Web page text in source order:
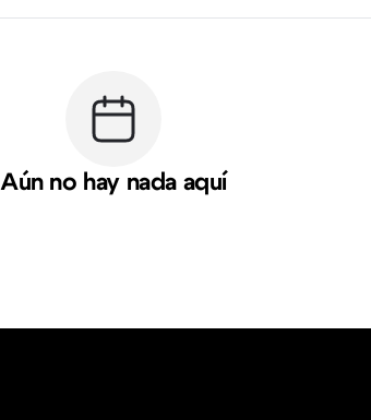
Aún no hay nada aquí